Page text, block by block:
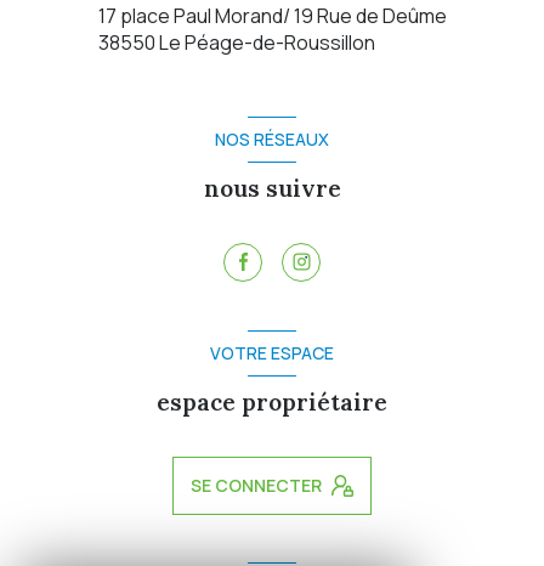
17 place Paul Morand/ 19 Rue de Deûme
38550Le Péage-de-Roussillon
NOS RÉSEAUX
nous suivre
VOTRE ESPACE
espace propriétaire
SE CONNECTER